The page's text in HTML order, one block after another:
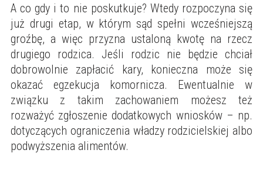
A co gdy i to nie poskutkuje? Wtedy rozpoczyna się
już drugi etap, w którym sąd spełni wcześniejszą
groźbę, a więc przyzna ustaloną kwotę na rzecz
drugiego rodzica. Jeśli rodzic nie będzie chciał
dobrowolnie zapłacić kary, konieczna może się
okazać egzekucja komornicza. Ewentualnie w
związku z takim zachowaniem możesz też
rozważyć zgłoszenie dodatkowych wniosków – np.
dotyczących ograniczenia władzy rodzicielskiej albo
podwyższenia alimentów.